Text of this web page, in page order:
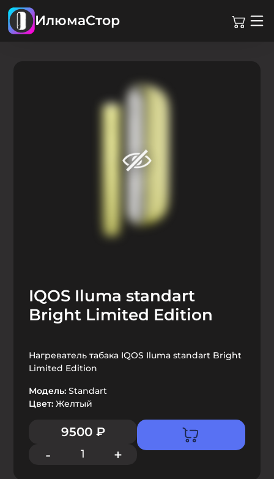
ИлюмаСтор
IQOS Iluma standart
Bright Limited Edition
Нагреватель табака IQOS Iluma standart Bright
Limited Edition
Модель:Standart
Цвет:Желтый
9500₽
- 1 +